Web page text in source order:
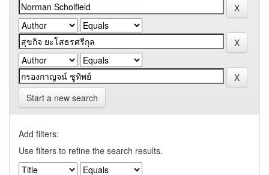
Start a new search
Add filters:
Use filters to refine the search results.